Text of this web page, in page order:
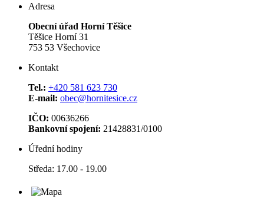
Adresa
Obecní úřad Horní Těšice
Těšice Horní 31
753 53 Všechovice
Kontakt
Tel.: +420 581 623 730
E-mail: obec@hornitesice.cz
IČO: 00636266
Bankovní spojení: 21428831/0100
Úřední hodiny
Středa: 17.00 - 19.00